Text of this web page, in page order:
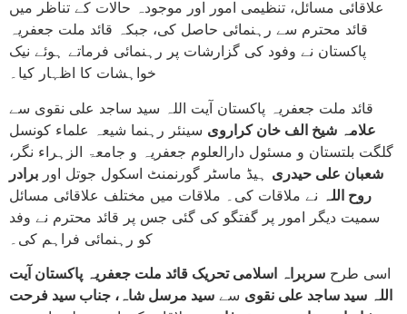
علاقائی مسائل، تنظیمی امور اور موجودہ حالات کے تناظر میں
قائد محترم سے رہنمائی حاصل کی، جبکہ قائد ملت جعفریہ
پاکستان نے وفود کی گزارشات پر رہنمائی فرماتے ہوئے نیک
خواہشات کا اظہار کیا۔
قائد ملت جعفریہ پاکستان آیت اللہ سید ساجد علی نقوی سے
علامہ شیخ الف خان کراروی سینئر رہنما شیعہ علماء کونسل
گلگت بلتستان و مسئول دارالعلوم جعفریہ و جامعۃ الزہراء نگر،
شعبان علی حیدری ہیڈ ماسٹر گورنمنٹ اسکول جوتل اور برادر
روح اللہ نے ملاقات کی۔ ملاقات میں مختلف علاقائی مسائل
سمیت دیگر امور پر گفتگو کی گئی جس پر قائد محترم نے وفد
کو رہنمائی فراہم کی۔
اسی طرح سربراہ اسلامی تحریک قائد ملت جعفریہ پاکستان آیت
اللہ سید ساجد علی نقوی سے سید مرسل شاہ، جناب سید فرحت